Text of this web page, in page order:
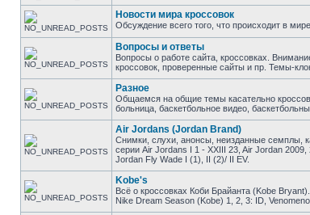
Новости мира кроссовок
Обсуждение всего того, что происходит в
Вопросы и ответы
Вопросы о работе сайта, кроссовках.
кроссовок, проверенные сайты и пр. Темы-
Разное
Общаемся на общие темы касательно
больница, баскетбольное видео,
Air Jordans (Jordan Brand)
Снимки, слухи, анонсы, неизданные семплы,
серии Air Jordans I 1 - XXIII 23, Air Jordan
Jordan Fly Wade I (1), II (2)/ II EV.
Kobe's
Всё о кроссовках Коби Брайанта (Kobe
Nike Dream Season (Kobe) 1, 2, 3: ID,